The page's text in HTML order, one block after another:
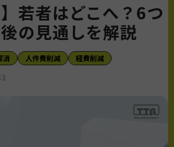
】若者はどこへ？6つ
の見通しを解説
消 人件費削減 経費削減